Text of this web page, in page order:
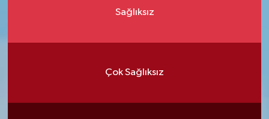
Sağlıksız
Çok Sağlıksız